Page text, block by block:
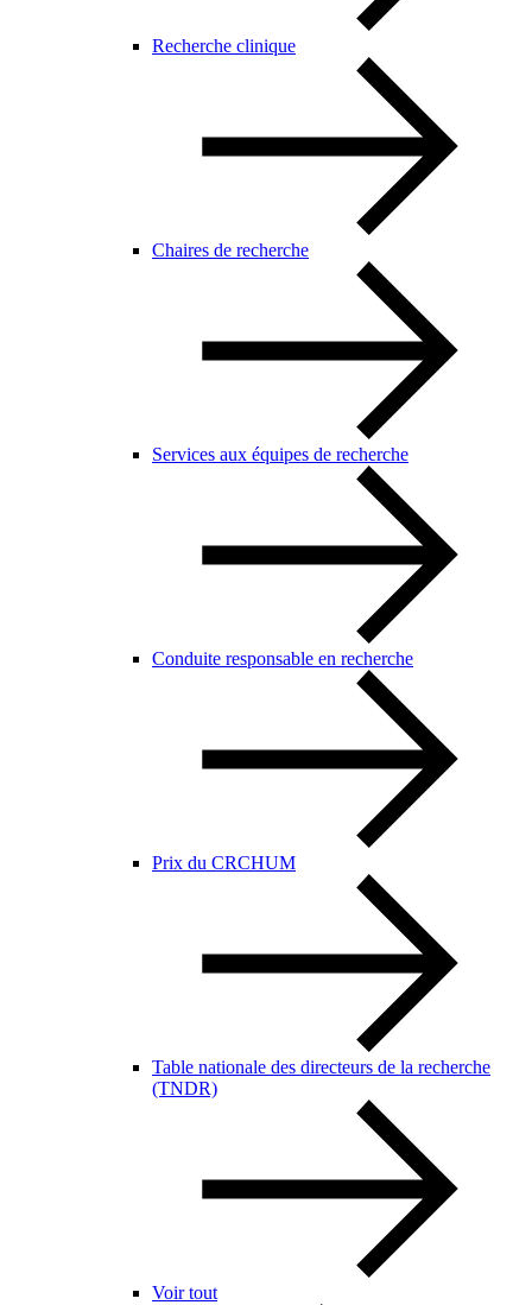
Recherche clinique
Chaires de recherche
Services aux équipes de recherche
Conduite responsable en recherche
Prix du CRCHUM
Table nationale des directeurs de la recherche
(TNDR)
Voir tout